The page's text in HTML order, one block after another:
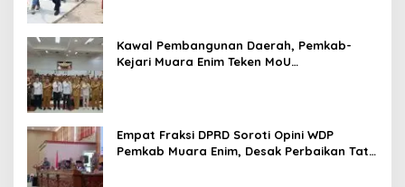
Kawal Pembangunan Daerah, Pemkab-
Kejari Muara Enim Teken MoU
Empat Fraksi DPRD Soroti Opini WDP
Pemkab Muara Enim, Desak Perbaikan Tata